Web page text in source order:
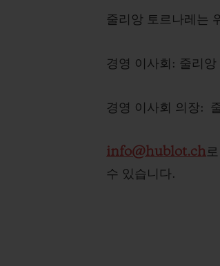
줄리앙 토르나레는
경영 이사회: 줄리앙
경영 이사회 의장:
info@hublot.ch
수 있습니다.
익스클루시브